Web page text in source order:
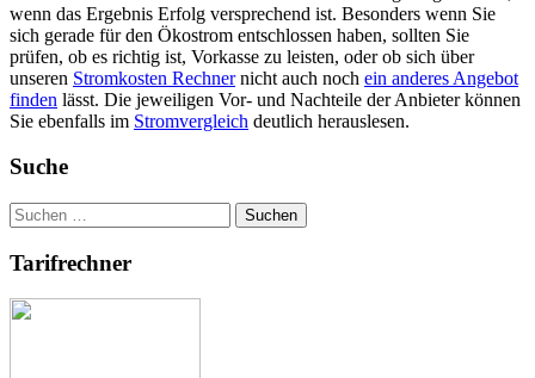
wenn das Ergebnis Erfolg versprechend ist. Besonders wenn Sie
sich gerade für den Ökostrom entschlossen haben, sollten Sie
prüfen, ob es richtig ist, Vorkasse zu leisten, oder ob sich über
unseren Stromkosten Rechnernicht auch noch ein anderes Angebot
finden lässt. Die jeweiligen Vor- und Nachteile der Anbieter können
Sie ebenfalls im Stromvergleich deutlich herauslesen.
Suche
Suchen
nach:
Tarifrechner